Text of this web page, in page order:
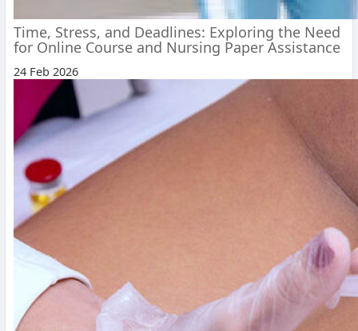
Time, Stress, and Deadlines: Exploring the Need
for Online Course and Nursing Paper Assistance
24 Feb 2026